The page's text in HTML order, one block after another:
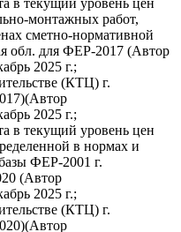
монтажных работ,
сметно-нормативной
обл. для ФЕР-2017 (Автор
2025 г.;
(КТЦ) г.
2025 г.;
в текущий уровень цен
в нормах и
ФЕР-2001 г.
(Автор
2025 г.;
(КТЦ) г.